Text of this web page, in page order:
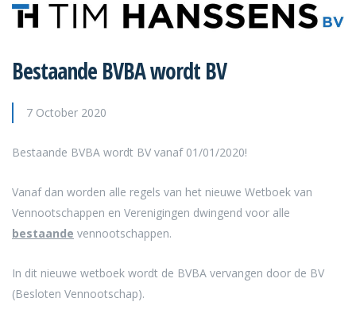
Bestaande BVBA wordt BV
7 October 2020
Bestaande BVBA wordt BV vanaf 01/01/2020!
Vanaf dan worden alle regels van het nieuwe Wetboek van
Vennootschappen en Verenigingen dwingend voor alle
bestaande vennootschappen.
In dit nieuwe wetboek wordt de BVBA vervangen door de BV
(Besloten Vennootschap).